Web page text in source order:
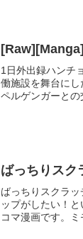
1日外出録ハンチ
働施設を舞台に
ペルゲンガーとの
ばっちりスク
ばっちりスクラ
ップがしたい！
コマ漫画です。